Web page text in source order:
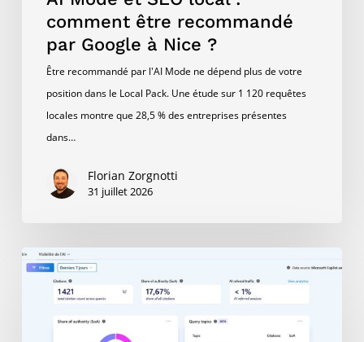
comment être recommandé
par Google à Nice ?
Être recommandé par l'AI Mode ne dépend plus de votre
position dans le Local Pack. Une étude sur 1 120 requêtes
locales montre que 28,5 % des entreprises présentes
dans…
Florian Zorgnotti
31 juillet 2026
Microsoft
Clarity